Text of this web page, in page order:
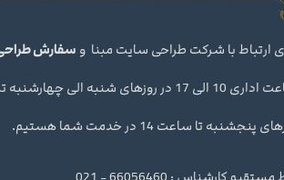
ارتباط با شرکت طراحی سایت مبنا و سفارش
ساعت اداری 10 الی 17 در روزهای شنبه
پنجشنبه تا ساعت 14 در خدمت شما هستیم.